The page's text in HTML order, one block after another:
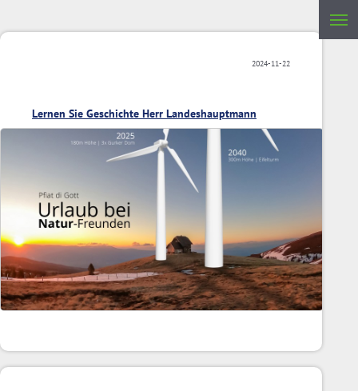
2024-11-22
Lernen Sie Geschichte Herr Landeshauptmann